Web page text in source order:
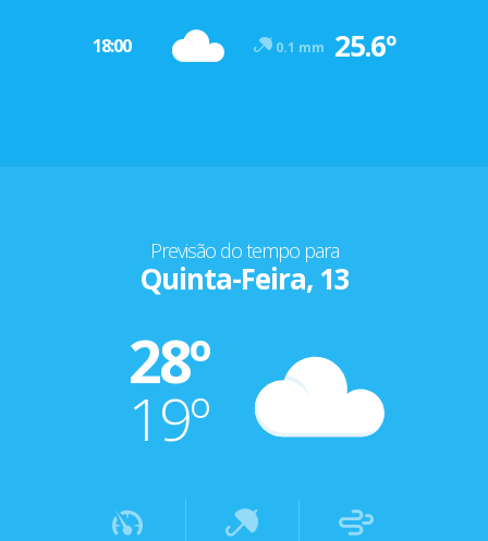
18:00 0.1 mm 25.6º
Previsão do tempo para
Quinta-Feira, 13
28º
19º